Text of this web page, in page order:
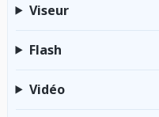
Viseur
Flash
Vidéo